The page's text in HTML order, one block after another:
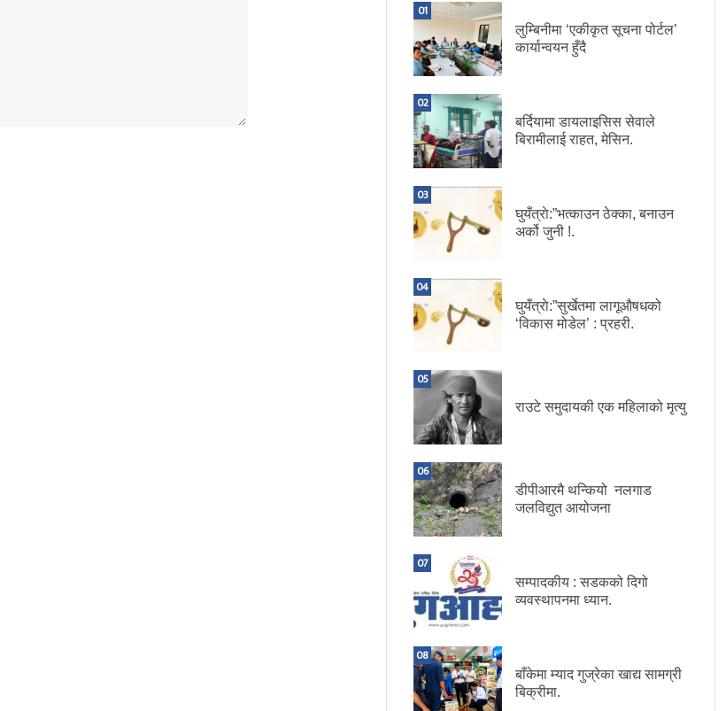
01
लुम्बिनीमा ‘एकीकृत सूचना पोर्टल’
कार्यान्वयन हुँदै
02
बर्दियामा डायलाइसिस सेवाले
बिरामीलाई राहत, मेसिन.
03
घुयँत्राे:”भत्काउन ठेक्का, बनाउन
अर्को जुनी !.
04
घुयँत्राे:”सुर्खेतमा लागूऔषधको
‘विकास मोडेल’ : प्रहरी.
05
राउटे समुदायकी एक महिलाको मृत्यु
06
डीपीआरमै थन्कियो नलगाड
जलविद्युत आयोजना
07
सम्पादकीय : सडकको दिगो
व्यवस्थापनमा ध्यान.
08
बाँकेमा म्याद गुज्रेका खाद्य सामग्री
बिक्रीमा.